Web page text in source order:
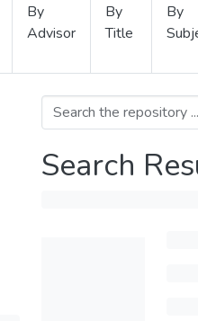
By
Advisor
By
Title
By
Search